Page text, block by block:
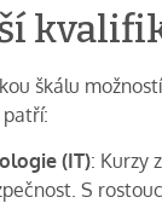
škálu
(IT): Kurzy
S